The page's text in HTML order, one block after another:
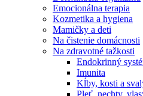
Emocionálna terapia
Kozmetika a hygiena
Mamičky a deti
Na čistenie domácnosti
Na zdravotné tažkosti
Endokrinný
Imunita
Kĺby, kosti a
Pleť, nechty,